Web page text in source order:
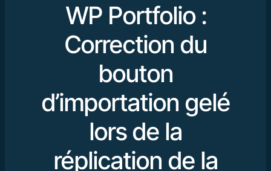
WP Portfolio :
Correction du
bouton
d’importation gelé
lors de la
réplication de la